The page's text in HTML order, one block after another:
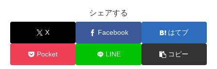
シェアする
X Facebook はてブ
Pocket LINE コピー